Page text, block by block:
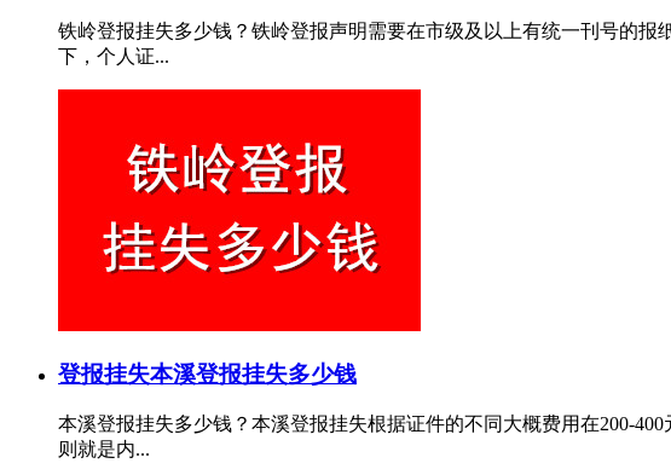
铁岭登报挂失多少钱？铁岭登报声明需要在市级及以上有统一刊号的
下，个人证...
登报挂失本溪登报挂失多少钱
本溪登报挂失多少钱？本溪登报挂失根据证件的不同大概费用在200-
则就是内...